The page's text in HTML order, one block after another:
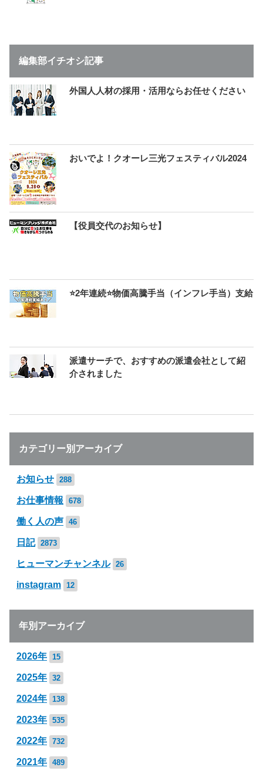
編集部イチオシ記事
外国人人材の採用・活用ならお任せください
おいでよ！クオーレ三光フェスティバル2024
【役員交代のお知らせ】
⭐2年連続⭐物価高騰手当（インフレ手当）支給
派遣サーチで、おすすめの派遣会社として紹
介されました
カテゴリー別アーカイブ
お知らせ 288
お仕事情報 678
働く人の声 46
日記 2873
ヒューマンチャンネル 26
instagram 12
年別アーカイブ
2026年 15
2025年 32
2024年 138
2023年 535
2022年 732
2021年 489